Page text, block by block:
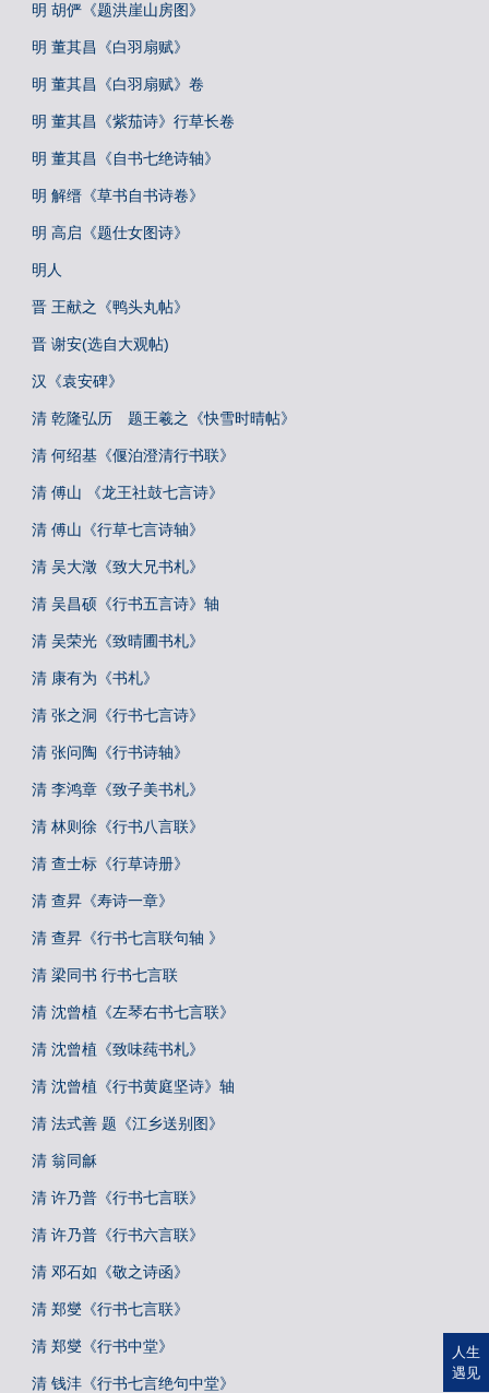
明 胡俨《题洪崖山房图》
明 董其昌《白羽扇赋》
明 董其昌《白羽扇赋》卷
明 董其昌《紫茄诗》行草长卷
明 董其昌《自书七绝诗轴》
明 解缙《草书自书诗卷》
明 高启《题仕女图诗》
明人
晋 王献之《鸭头丸帖》
晋 谢安(选自大观帖)
汉《袁安碑》
清 乾隆弘历 题王羲之《快雪时晴帖》
清 何绍基《偃泊澄清行书联》
清 傅山 《龙王社鼓七言诗》
清 傅山《行草七言诗轴》
清 吴大澂《致大兄书札》
清 吴昌硕《行书五言诗》轴
清 吴荣光《致晴圃书札》
清 康有为《书札》
清 张之洞《行书七言诗》
清 张问陶《行书诗轴》
清 李鸿章《致子美书札》
清 林则徐《行书八言联》
清 查士标《行草诗册》
清 查昇《寿诗一章》
清 查昇《行书七言联句轴 》
清 梁同书 行书七言联
清 沈曾植《左琴右书七言联》
清 沈曾植《致味莼书札》
清 沈曾植《行书黄庭坚诗》轴
清 法式善 题《江乡送别图》
清 翁同龢
清 许乃普《行书七言联》
清 许乃普《行书六言联》
清 邓石如《敬之诗函》
清 郑燮《行书七言联》
清 郑燮《行书中堂》
清 钱沣《行书七言绝句中堂》
人生
遇见